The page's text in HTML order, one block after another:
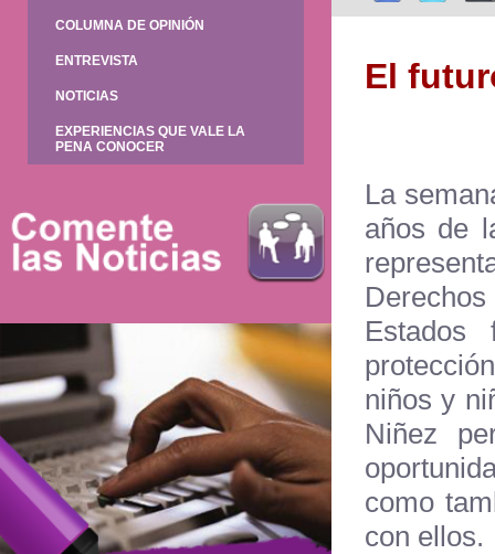
COLUMNA DE OPINIÓN
ENTREVISTA
NOTICIAS
EXPERIENCIAS QUE VALE LA
PENA CONOCER
El
La
años de
niños y
Niñez
como
con ellos.